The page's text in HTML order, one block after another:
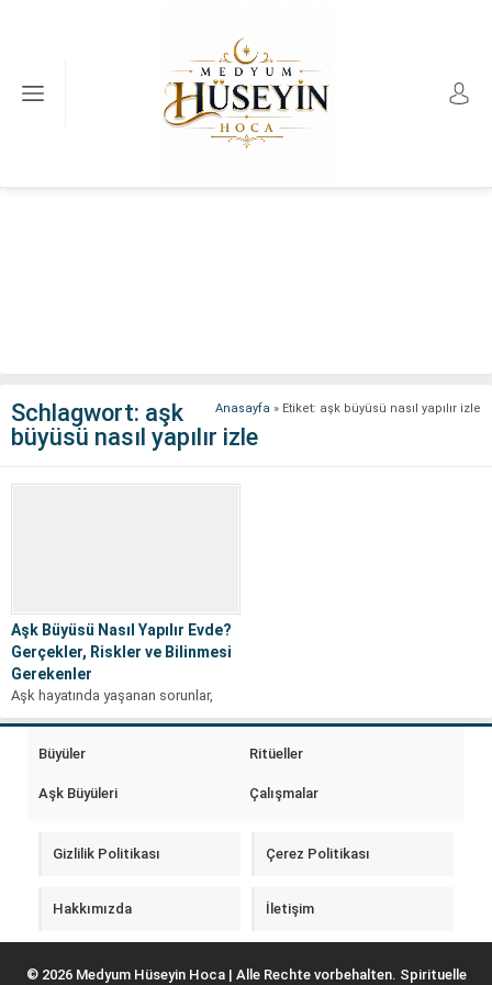
Anasayfa » Etiket: aşk büyüsü nasıl yapılır izle
Schlagwort: aşk
büyüsü nasıl yapılır izle
Aşk Büyüsü Nasıl Yapılır Evde?
Gerçekler, Riskler ve Bilinmesi
Gerekenler
Aşk hayatında yaşanan sorunlar,
insanların farklı çözüm yolları
sevdiği kişiyi kazanmak,...
Büyüler Ritüeller
Aşk Büyüleri Çalışmalar
Gizlilik Politikası Çerez Politikası
Hakkımızda İletişim
© 2026 Medyum Hüseyin Hoca | Alle Rechte vorbehalten. Spirituelle